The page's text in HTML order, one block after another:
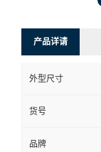
产品详请
外型尺寸
货号
品牌